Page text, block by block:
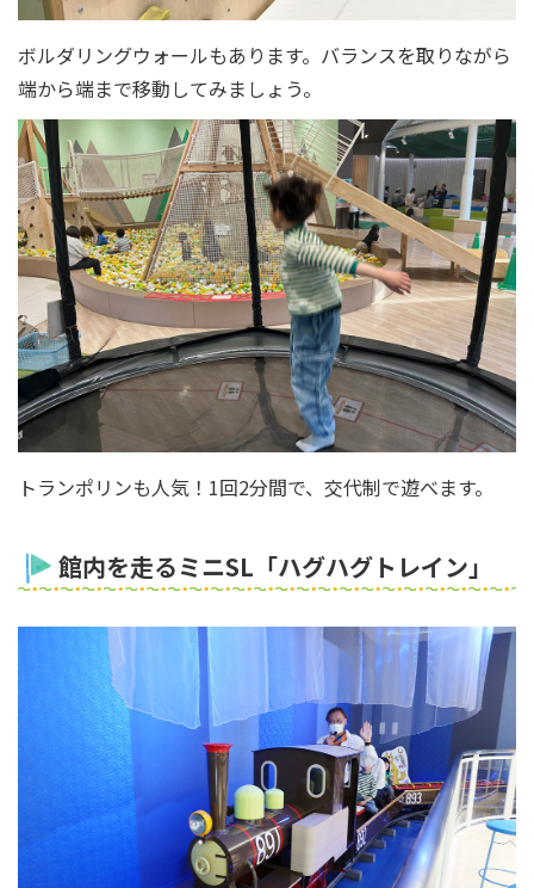
ボルダリングウォールもあります。バランスを取りながら
端から端まで移動してみましょう。
トランポリンも人気！1回2分間で、交代制で遊べます。
館内を走るミニSL「ハグハグトレイン」